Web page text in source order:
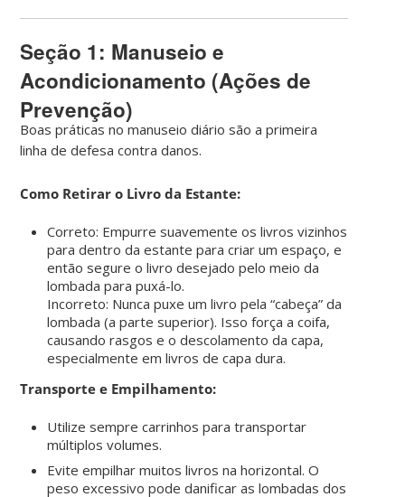
Seção 1: Manuseio e
Acondicionamento (Ações de
Prevenção)
Boas práticas no manuseio diário são a primeira
linha de defesa contra danos.
Como Retirar o Livro da Estante:
Correto: Empurre suavemente os livros vizinhos
para dentro da estante para criar um espaço, e
então segure o livro desejado pelo meio da
lombada para puxá-lo.
Incorreto: Nunca puxe um livro pela “cabeça” da
lombada (a parte superior). Isso força a coifa,
causando rasgos e o descolamento da capa,
especialmente em livros de capa dura.
Transporte e Empilhamento:
Utilize sempre carrinhos para transportar
múltiplos volumes.
Evite empilhar muitos livros na horizontal. O
peso excessivo pode danificar as lombadas dos